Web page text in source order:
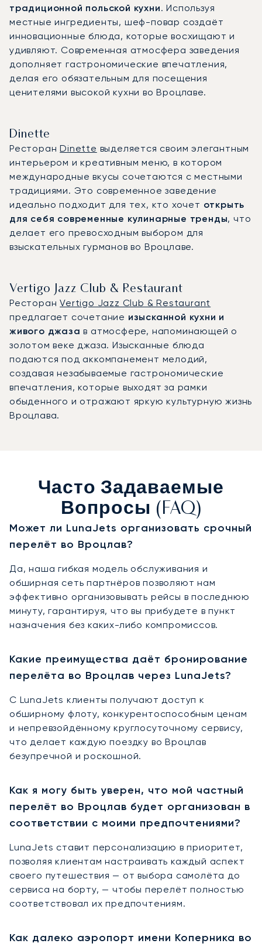
традиционной польской кухни. Используя
местные ингредиенты, шеф-повар создаёт
инновационные блюда, которые восхищают и
удивляют. Современная атмосфера заведения
дополняет гастрономические впечатления,
делая его обязательным для посещения
ценителями высокой кухни во Вроцлаве.
Dinette
РесторанDinette выделяется своим элегантным
интерьером и креативным меню, в котором
международные вкусы сочетаются с местными
традициями. Это современное заведение
идеально подходит для тех, кто хочет открыть
для себя современные кулинарные тренды, что
делает его превосходным выбором для
взыскательных гурманов во Вроцлаве.
Vertigo Jazz Club & Restaurant
РесторанVertigo Jazz Club & Restaurant
предлагает сочетание изысканной кухни и
живого джаза в атмосфере, напоминающей о
золотом веке джаза. Изысканные блюда
подаются под аккомпанемент мелодий,
создавая незабываемые гастрономические
впечатления, которые выходят за рамки
обыденного и отражают яркую культурную жизнь
Вроцлава.
Часто Задаваемые
Вопросы (FAQ)
Может ли LunaJets организовать срочный
перелёт во Вроцлав?
Да, наша гибкая модель обслуживания и
обширная сеть партнёров позволяют нам
эффективно организовывать рейсы в последнюю
минуту, гарантируя, что вы прибудете в пункт
назначения без каких-либо компромиссов.
Какие преимущества даёт бронирование
перелёта во Вроцлав через LunaJets?
С LunaJets клиенты получают доступ к
обширному флоту, конкурентоспособным ценам
и непревзойдённому круглосуточному сервису,
что делает каждую поездку во Вроцлав
безупречной и роскошной.
Как я могу быть уверен, что мой частный
перелёт во Вроцлав будет организован в
соответствии с моими предпочтениями?
LunaJets ставит персонализацию в приоритет,
позволяя клиентам настраивать каждый аспект
своего путешествия — от выбора самолёта до
сервиса на борту, — чтобы перелёт полностью
соответствовал их предпочтениям.
Как далеко аэропорт имени Коперника во